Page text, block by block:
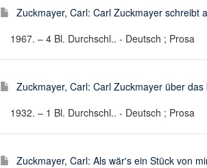
Zuckmayer, Carl: Carl Zuckmayer schreibt
1967. – 4 Bl. Durchschl.. - Deutsch ; Prosa
Zuckmayer, Carl: Carl Zuckmayer über
1932. – 1 Bl. Durchschl.. - Deutsch ; Prosa
Zuckmayer, Carl: Als wär's ein Stück von